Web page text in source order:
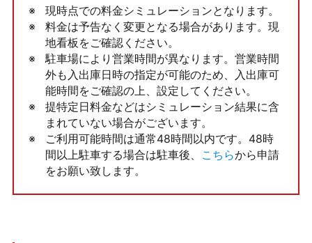
現時点での料金シミュレーションとなります。
料金は予告なく変更となる場合があります。現
地看板をご確認ください。
駐車場により営業時間が異なります。営業時間
外も入出庫日時の指定が可能のため、入出庫可
能時間をご確認の上、設定してください。
提特定日料金などはシミュレーション結果に含
まれていない場合がございます。
ご利用可能時間は通常48時間以内です。48時
間以上駐車する場合は駐車後、
こちらから申請
をお願い致します。